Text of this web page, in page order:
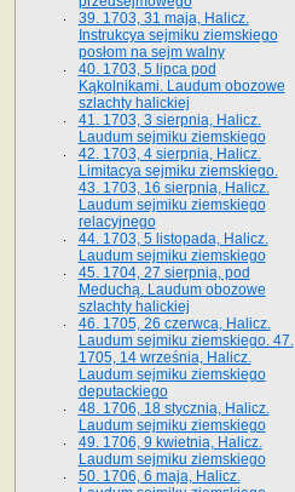
39. 1703, 31 maja, Halicz.
Instrukcya sejmiku ziemskiego
posłom na sejm walny
40. 1703, 5 lipca pod
Kąkolnikami. Laudum obozowe
szlachty halickiej
41­. 1703, 3 sierpnia, Halicz.
Laudum sejmiku ziemskiego
42. 1703, 4 sierpnia, Halicz.
Limitacya sejmiku ziemskiego.
43. 1703, 16 sierpnia, Halicz.
Laudum sejmiku ziemskiego
relacyjnego
44. 1703, 5 listopada, Halicz.
Laudum sejmiku ziemskiego
45. 1704, 27 sierpnia, pod
Meduchą. Laudum obozowe
szlachty halickiej
46. 1705, 26 czerwca, Halicz.
Laudum sejmiku ziemskiego. 47.
1705, 14 września, Halicz.
Laudum sejmiku ziemskiego
deputackiego
48. 1706, 18 stycznia, Halicz.
Laudum sejmiku ziemskiego
49. 1706, 9 kwietnia, Halicz.
Laudum sejmiku ziemskiego
50. 1706, 6 maja, Halicz.